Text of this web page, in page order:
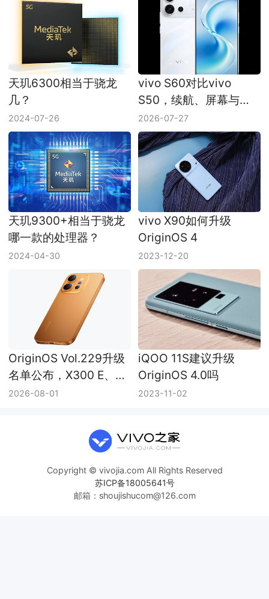
天玑6300相当于骁龙
几？
2024-07-26
vivo S60对比vivo
S50，续航、屏幕与
Live功能差异
2026-07-27
天玑9300+相当于骁龙
哪一款的处理器？
2024-04-30
vivo X90如何升级
OriginOS 4
2023-12-20
OriginOS Vol.229升级
名单公布，X300 E、
iQOO 13等机型迎来新
2026-08-01
iQOO 11S建议升级
OriginOS 4.0吗
2023-11-02
Copyright © vivojia.com All Rights Reserved
苏ICP备18005641号
邮箱：shoujishucom@126.com